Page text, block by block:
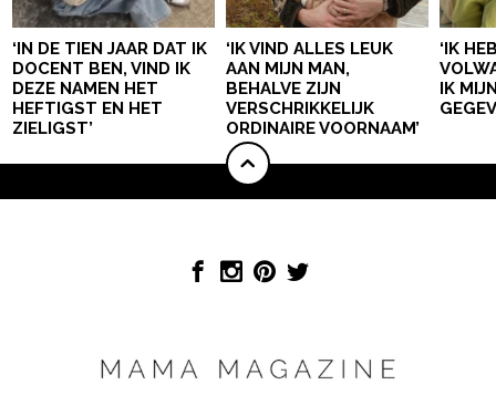
‘IN DE TIEN JAAR DAT IK
DOCENT BEN, VIND IK
DEZE NAMEN HET
HEFTIGST EN HET
ZIELIGST’
‘IK VIND ALLES LEUK
AAN MIJN MAN,
BEHALVE ZIJN
VERSCHRIKKELIJK
ORDINAIRE VOORNAAM’
‘IK
IK